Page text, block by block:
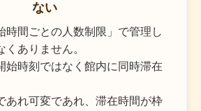
ない
時間ごとの人数制限」で管理し
ありません。
始時刻ではなく館内に同時滞在
あれ可変であれ、滞在時間が枠